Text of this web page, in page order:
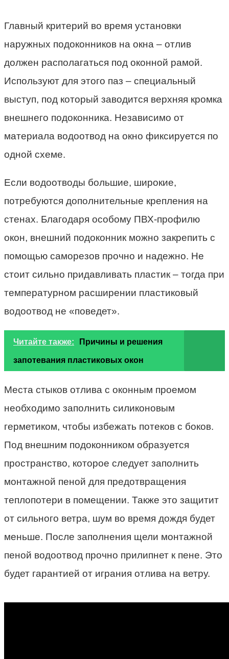
Главный критерий во время установки
наружных подоконников на окна – отлив
должен располагаться под оконной рамой.
Используют для этого паз – специальный
выступ, под который заводится верхняя кромка
внешнего подоконника. Независимо от
материала водоотвод на окно фиксируется по
одной схеме.
Если водоотводы большие, широкие,
потребуются дополнительные крепления на
стенах. Благодаря особому ПВХ-профилю
окон, внешний подоконник можно закрепить с
помощью саморезов прочно и надежно. Не
стоит сильно придавливать пластик – тогда при
температурном расширении пластиковый
водоотвод не «поведет».
Читайте также: Причины и решения
запотевания пластиковых окон
Места стыков отлива с оконным проемом
необходимо заполнить силиконовым
герметиком, чтобы избежать потеков с боков.
Под внешним подоконником образуется
пространство, которое следует заполнить
монтажной пеной для предотвращения
теплопотери в помещении. Также это защитит
от сильного ветра, шум во время дождя будет
меньше. После заполнения щели монтажной
пеной водоотвод прочно прилипнет к пене. Это
будет гарантией от играния отлива на ветру.